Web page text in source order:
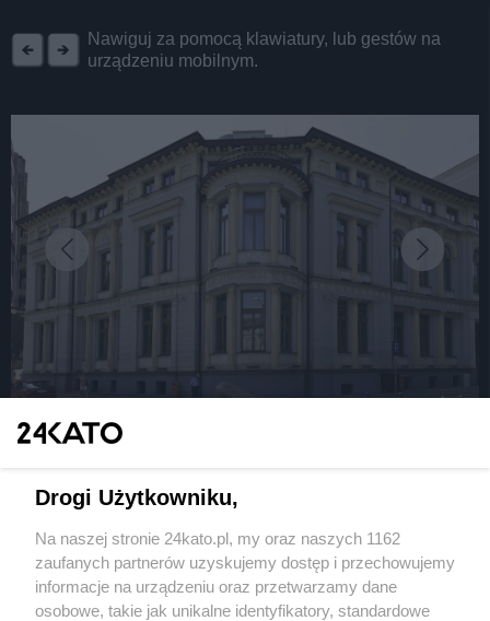
Nawiguj za pomocą klawiatury, lub gestów na
urządzeniu mobilnym.
To nie tylko Spodek i Nikiszowiec [GALERIA]
13 / 13
Willa Goldsteinów Katowice
Wydawca mediów lokalnych
Drogi Użytkowniku,
Na naszej stronie 24kato.pl, my oraz naszych 1162
zaufanych partnerów uzyskujemy dostęp i przechowujemy
informacje na urządzeniu oraz przetwarzamy dane
osobowe, takie jak unikalne identyfikatory, standardowe